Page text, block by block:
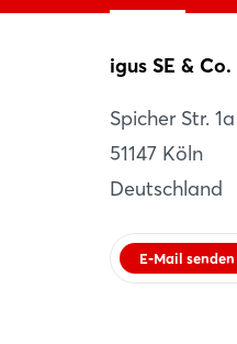
igus SE & Co.
Spicher Str. 1a
51147 Köln
Deutschland
E-Mail senden
igus®
4860 Lenzing
AT